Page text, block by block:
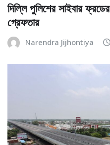
দিল্লি পুলিশের সাইবার
গ্রেফতার
Narendra Jijhontiya